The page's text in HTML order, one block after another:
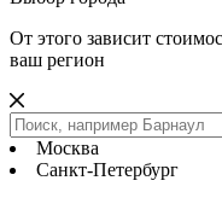
От этого зависит
ваш регион
Москва
Санкт-Петербург